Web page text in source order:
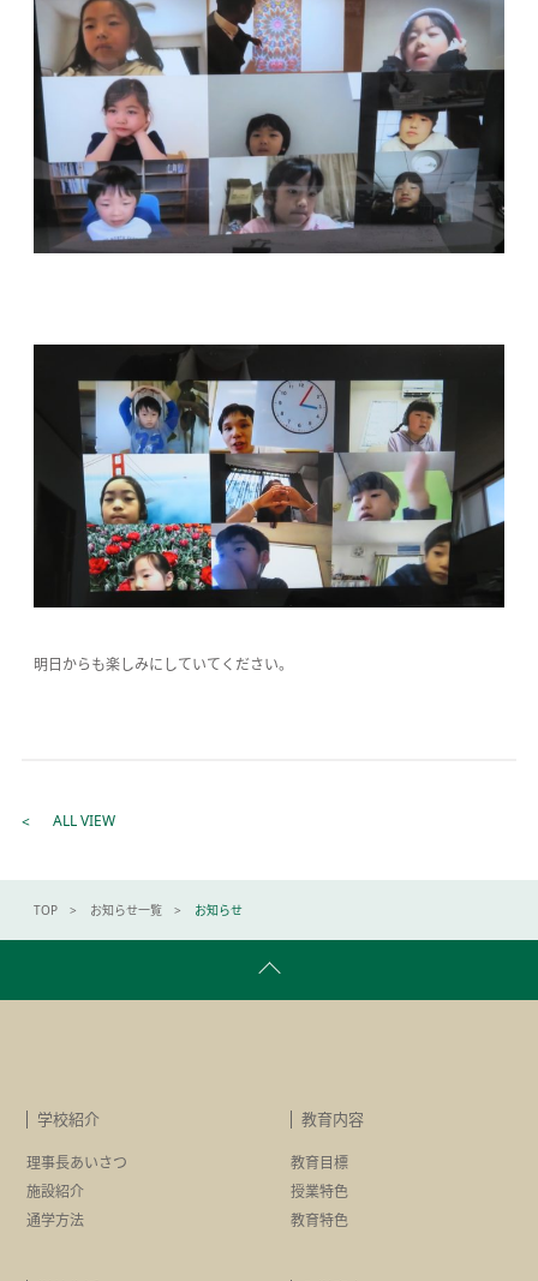
明日からも楽しみにしていてください。
ALL VIEW
TOP お知らせ一覧 お知らせ
学校紹介
理事長あいさつ
施設紹介
通学方法
教育内容
教育目標
授業特色
教育特色